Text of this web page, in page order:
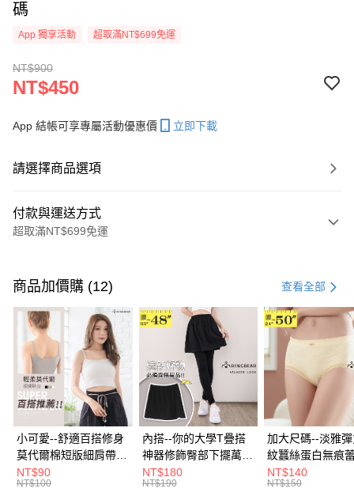
碼
App 獨享活動 超取滿NT$699免運
NT$900
NT$450
App 結帳可享專屬活動優惠價 立即下載
請選擇商品選項
付款與運送方式
超取滿NT$699免運
信用卡一次付款
超商取貨付款
LINE Pay
Apple Pay
街口支付
悠遊付
Google Pay
全盈+PAY
商品加價購 (12) 查看全部
小可愛--舒適百搭修身
莫代爾棉短版細肩帶素
色背心(白.黑.灰L-2L)-
U582眼圈熊中大尺碼
NT$90
NT$100
內搭--你的大學T疊搭
神器修飾臀部下擺萬用
內搭裙/遮臀裙(黑2L-
6L)-Q155眼圈熊中大
NT$180
NT$190
加大尺碼--淡雅
紋蠶絲蛋白無痕
角內褲(白.粉.藍.
3L)-L28眼圈熊中
NT$140
NT$150